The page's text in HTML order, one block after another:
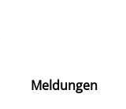
Meldungen